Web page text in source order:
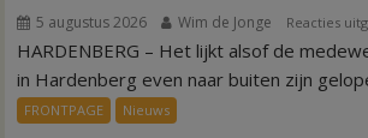
5 augustus 2026 Wim de Jonge Reacties
HARDENBERG – Het lijkt alsof de
in Hardenberg even naar buiten zijn
FRONTPAGE Nieuws